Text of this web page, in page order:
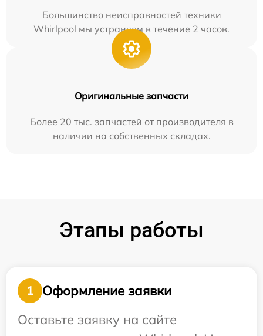
Большинство неисправностей техники
Whirlpool мы устраняем в течение 2 часов.
Оригинальные запчасти
Более 20 тыс. запчастей от производителя в
наличии на собственных складах.
Этапы работы
1
Оформление заявки
Оставьте заявку на сайте